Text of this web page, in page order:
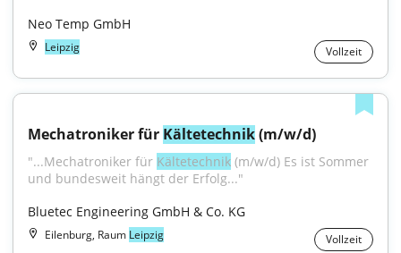
Neo Temp GmbH
Leipzig Vollzeit
Mechatroniker für Kältetechnik (m/w/d)
"...Mechatroniker für Kältetechnik (m/w/d) Es ist Sommer
und bundesweit hängt der Erfolg..."
Bluetec Engineering GmbH & Co. KG
Eilenburg, Raum Leipzig Vollzeit